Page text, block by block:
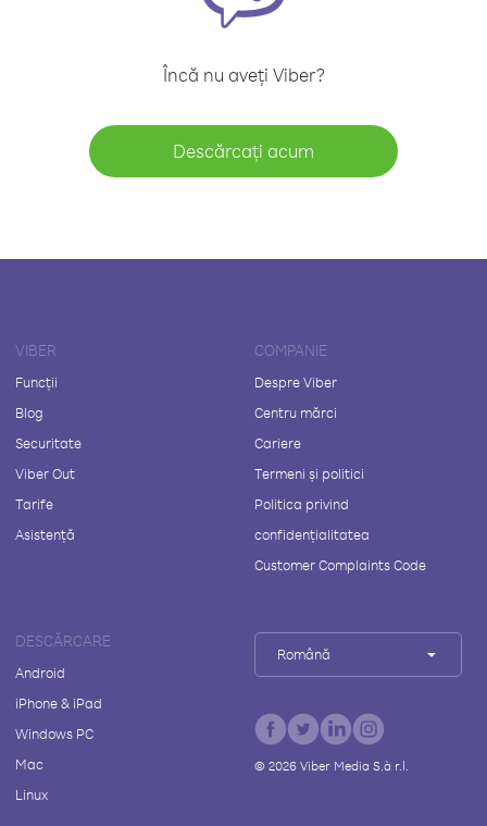
Încă nu aveți Viber?
Descărcați acum
VIBER
Funcții
Blog
Securitate
Viber Out
Tarife
Asistență
COMPANIE
Despre Viber
Centru mărci
Cariere
Termeni și politici
Politica privind
confidențialitatea
Customer Complaints Code
DESCĂRCARE
Android
iPhone & iPad
Windows PC
Mac
Linux
Română
© 2026Viber Media S.à r.l.